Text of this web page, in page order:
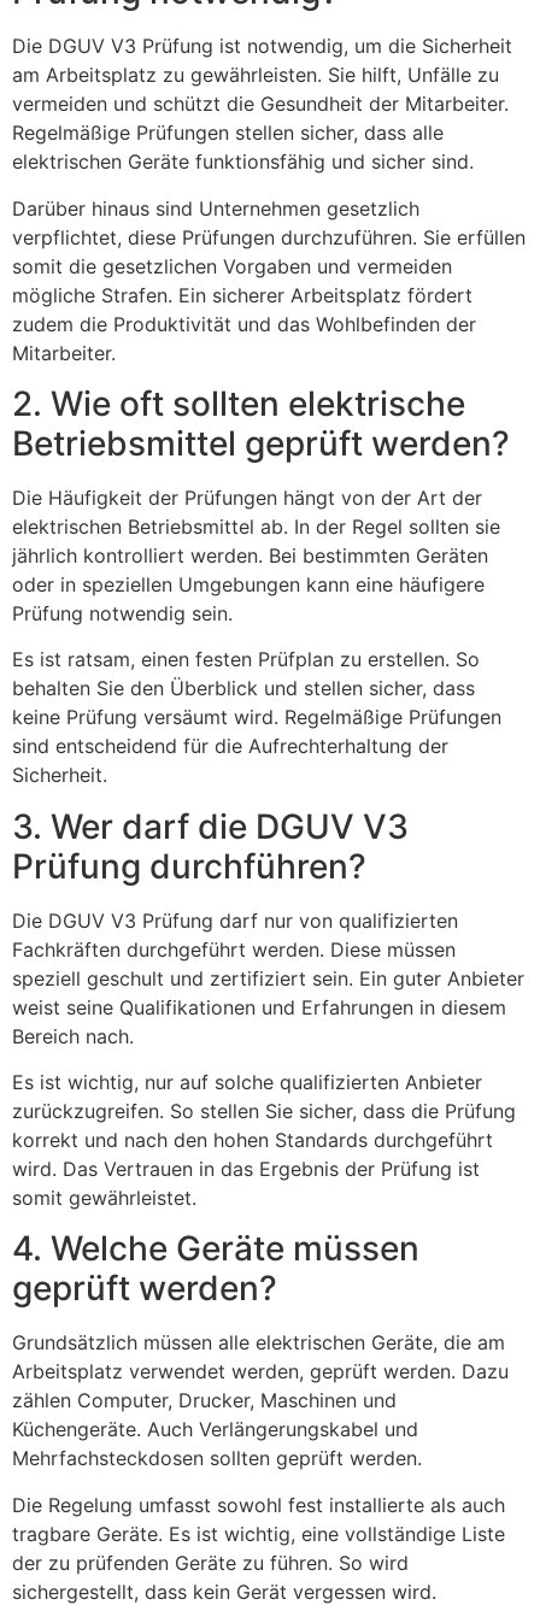
Die DGUV V3 Prüfung ist notwendig, um die Sicherheit
am Arbeitsplatz zu gewährleisten. Sie hilft, Unfälle zu
vermeiden und schützt die Gesundheit der Mitarbeiter.
Regelmäßige Prüfungen stellen sicher, dass alle
elektrischen Geräte funktionsfähig und sicher sind.
Darüber hinaus sind Unternehmen gesetzlich
verpflichtet, diese Prüfungen durchzuführen. Sie erfüllen
somit die gesetzlichen Vorgaben und vermeiden
mögliche Strafen. Ein sicherer Arbeitsplatz fördert
zudem die Produktivität und das Wohlbefinden der
Mitarbeiter.
2. Wie oft sollten elektrische
Betriebsmittel geprüft werden?
Die Häufigkeit der Prüfungen hängt von der Art der
elektrischen Betriebsmittel ab. In der Regel sollten sie
jährlich kontrolliert werden. Bei bestimmten Geräten
oder in speziellen Umgebungen kann eine häufigere
Prüfung notwendig sein.
Es ist ratsam, einen festen Prüfplan zu erstellen. So
behalten Sie den Überblick und stellen sicher, dass
keine Prüfung versäumt wird. Regelmäßige Prüfungen
sind entscheidend für die Aufrechterhaltung der
Sicherheit.
3. Wer darf die DGUV V3
Prüfung durchführen?
Die DGUV V3 Prüfung darf nur von qualifizierten
Fachkräften durchgeführt werden. Diese müssen
speziell geschult und zertifiziert sein. Ein guter Anbieter
weist seine Qualifikationen und Erfahrungen in diesem
Bereich nach.
Es ist wichtig, nur auf solche qualifizierten Anbieter
zurückzugreifen. So stellen Sie sicher, dass die Prüfung
korrekt und nach den hohen Standards durchgeführt
wird. Das Vertrauen in das Ergebnis der Prüfung ist
somit gewährleistet.
4. Welche Geräte müssen
geprüft werden?
Grundsätzlich müssen alle elektrischen Geräte, die am
Arbeitsplatz verwendet werden, geprüft werden. Dazu
zählen Computer, Drucker, Maschinen und
Küchengeräte. Auch Verlängerungskabel und
Mehrfachsteckdosen sollten geprüft werden.
Die Regelung umfasst sowohl fest installierte als auch
tragbare Geräte. Es ist wichtig, eine vollständige Liste
der zu prüfenden Geräte zu führen. So wird
sichergestellt, dass kein Gerät vergessen wird.